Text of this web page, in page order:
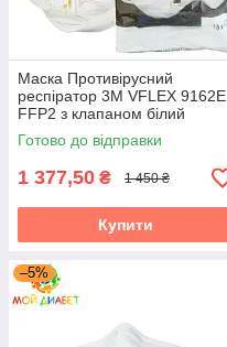
Маска Противірусний
респіратор 3М VFLEX 9162Е
FFP2 з клапаном білий
захист класу ФФП2 15 штук
Готово до відправки
1 377,50 ₴ 1 450 ₴
Купити
–5%